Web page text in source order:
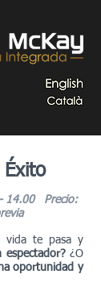
14.00Precio:
vida te pasa y
¿O
oportunidad y